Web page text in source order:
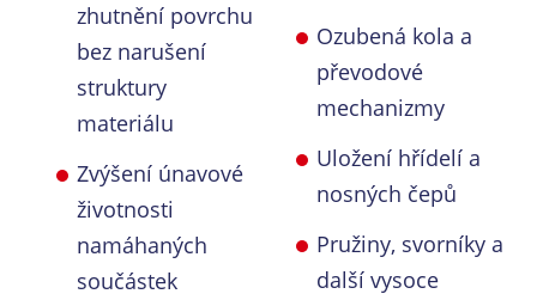
zhutnění povrchu
bez narušení
struktury
materiálu
Zvýšení únavové
životnosti
namáhaných
součástek
Ozubená kola a
převodové
mechanizmy
Uložení hřídelí a
nosných čepů
Pružiny, svorníky a
další vysoce